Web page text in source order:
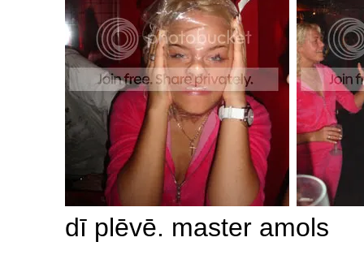
dī plēvē. master amols